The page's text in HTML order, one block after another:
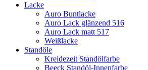
Lacke
Auro Buntlacke
Auro Lack glänzend 516
Auro Lack matt 517
Weißlacke
Standöle
Kreidezeit Standölfarbe
Beeck Standöl-Innenfarbe